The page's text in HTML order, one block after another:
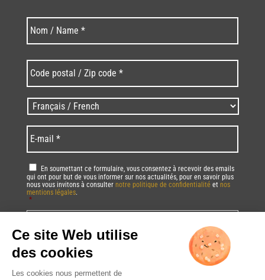
Nom * Last
postal
/
Zip
code
* *
Langues
/
Language *
mail *
RGPD *
En soumettant ce formulaire, vous consentez à recevoir des emails
qui ont pour but de vous informer sur nos actualités, pour en savoir plus
nous vous invitons à consulter notre politique de confidentialité et nos
mentions légales.
*
CAPTCHA